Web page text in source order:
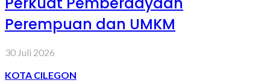
Perempuan dan UMKM
30 Juli 2026
KOTA CILEGON